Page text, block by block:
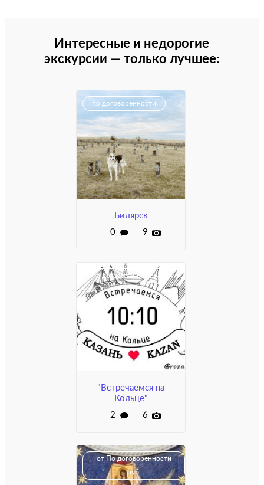
Интересные и недорогие
экскурсии — только лучшее:
Билярск
0
9
по договорённости
"Встречаемся на
Кольце"
2
6
по договорённости
от По договоренности
руб.